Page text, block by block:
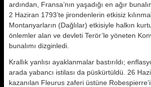
ardından, Fransa’nın yaşadığı en ağır
2 Haziran 1793’te jirondenlerin etkisiz
Montanyarların (Dağlılar) etkisiyle halkın
önlemler alan ve devleti Terör’le yöneten
bunalımı dizginledi.
Krallık yanlısı ayaklanmalar bastırıldı;
arada yabancı istilası da püskürtüldü. 26
kazanılan Fleurus zaferi üstüne